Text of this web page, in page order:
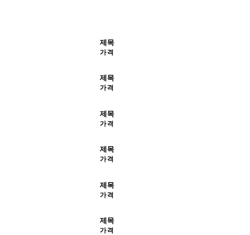
제목
가격
제목
가격
제목
가격
제목
가격
제목
가격
제목
가격